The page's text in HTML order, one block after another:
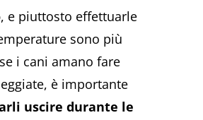
, e piuttosto effettuarle
sono più
i cani amano fare
è importante
uscire durante le